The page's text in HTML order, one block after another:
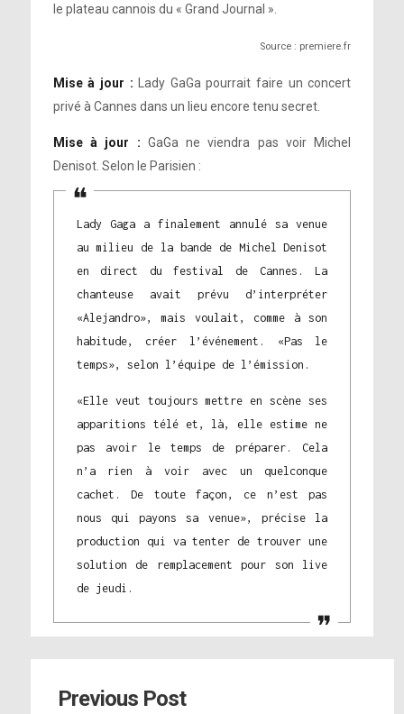
le plateau cannois du « Grand Journal ».
Source : premiere.fr
Mise à jour : Lady GaGa pourrait faire un concert
privé à Cannes dans un lieu encore tenu secret.
Mise à jour : GaGa ne viendra pas voir Michel
Denisot. Selon le Parisien :
Lady Gaga a finalement annulé sa venue
au milieu de la bande de Michel Denisot
en direct du festival de Cannes. La
chanteuse avait prévu d’interpréter
«Alejandro», mais voulait, comme à son
habitude, créer l’événement. «Pas le
temps», selon l’équipe de l’émission.
«Elle veut toujours mettre en scène ses
apparitions télé et, là, elle estime ne
pas avoir le temps de préparer. Cela
n’a rien à voir avec un quelconque
cachet. De toute façon, ce n’est pas
nous qui payons sa venue», précise la
production qui va tenter de trouver une
solution de remplacement pour son live
de jeudi.
Previous Post